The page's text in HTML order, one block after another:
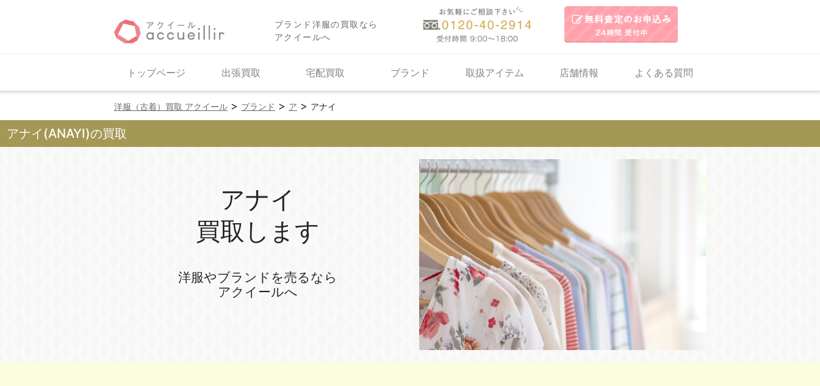
ブランド洋服の買取なら
アクイールへ
トップページ 出張買取 宅配買取 ブランド 取扱アイテム 店舗情報 よくある質問
洋服（古着）買取 アクイール > ブランド > ア > アナイ
アナイ(ANAYI)の買取
アナイ
買取します
洋服やブランドを売るなら
アクイールへ